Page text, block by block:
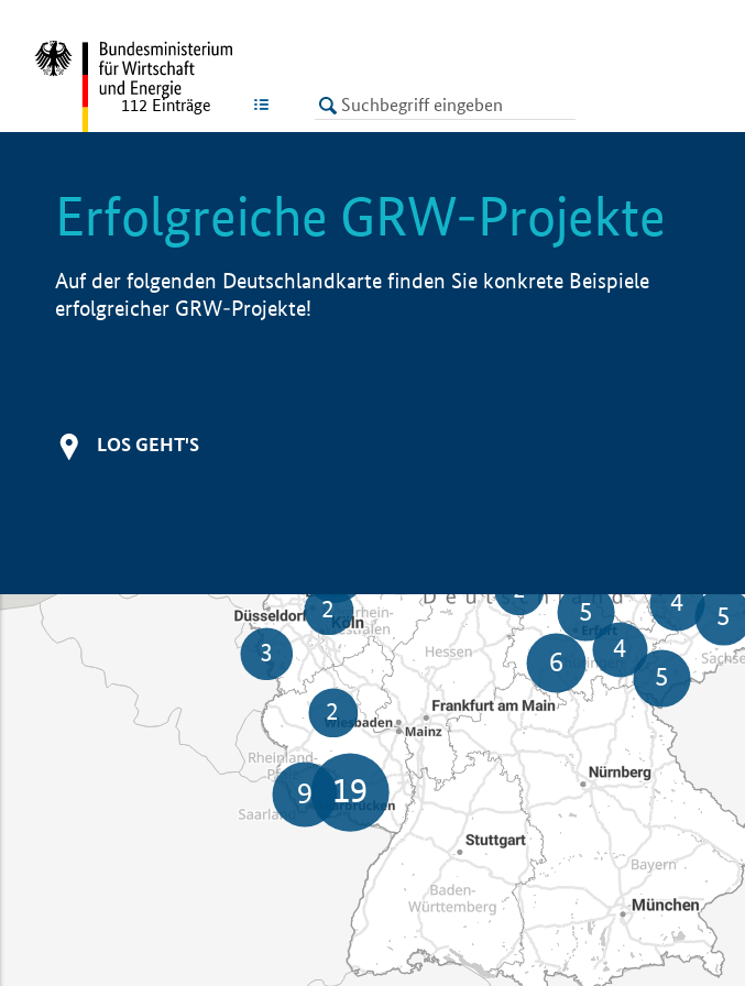
LISTE
112 Einträge
Erfolgreiche GRW-Projekte
Auf der folgenden Deutschlandkarte finden Sie konkrete Beispiele
erfolgreicher GRW-Projekte!
LOS GEHT'S